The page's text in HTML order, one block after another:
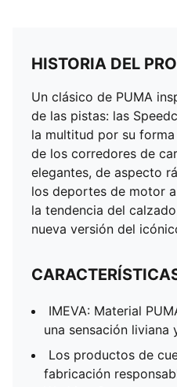
HISTORIA DEL
Un clásico de PUMA
de las pistas: las
la multitud por su
de los corredores de
elegantes, de aspecto
los deportes de motor
la tendencia del
nueva versión del
IMEVA: Material
una sensación liviana
Los productos de
fabricación